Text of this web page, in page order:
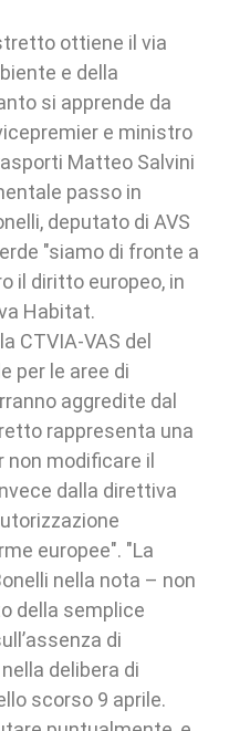
ottiene il via
e della
si apprende da
e ministro
Matteo Salvini
passo in
deputato di AVS
"siamo di fronte a
il diritto europeo, in
Habitat.
CTVIA-VAS del
per le aree di
aggredite dal
rappresenta una
modificare il
dalla direttiva
europee". "La
nella nota – non
della semplice
di
delibera di
scorso 9 aprile.